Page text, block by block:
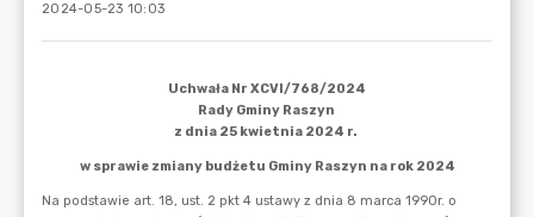
2024-05-23 10:03